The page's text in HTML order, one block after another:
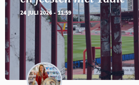
24 JULI 2026 - 11:59